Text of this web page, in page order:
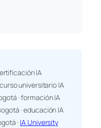
IA
universitario IA
· formación IA
· educación IA
· IA University